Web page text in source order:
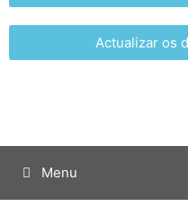
Actualizar os
Menu